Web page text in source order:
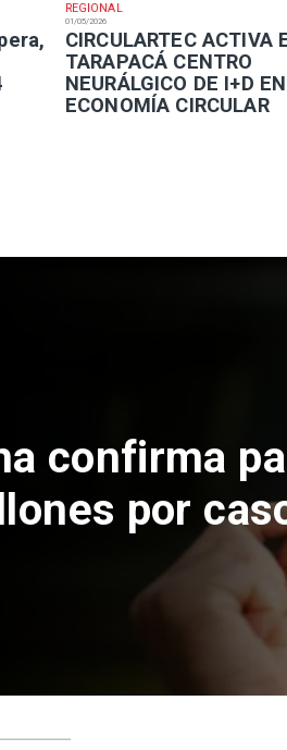
REGIONAL
01/05/2026
​CIRCULARTEC ACTIVA
TARAPACÁ CENTRO
NEURÁLGICO DE I+D EN
ECONOMÍA CIRCULAR
confirma
por